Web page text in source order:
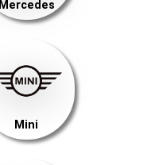
Mercedes
Mini